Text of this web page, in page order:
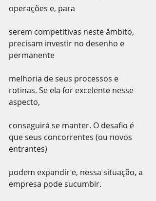
operações e, para
serem competitivas neste âmbito,
precisam investir no desenho e
permanente
melhoria de seus processos e
rotinas. Se ela for excelente nesse
aspecto,
conseguirá se manter. O desafio é
que seus concorrentes (ou novos
entrantes)
podem expandir e, nessa situação, a
empresa pode sucumbir.